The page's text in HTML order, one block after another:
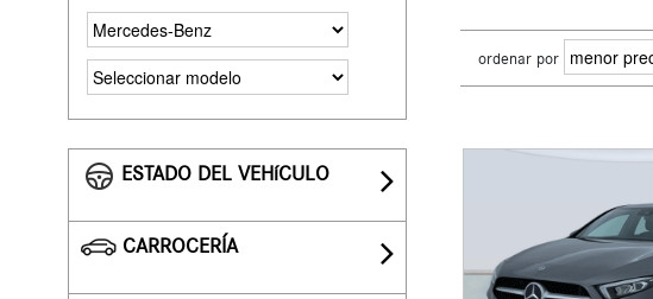
ESTADO DEL VEHíCULO
CARROCERÍA
ordenar por